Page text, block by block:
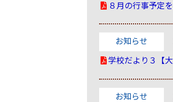
８月の行事予定
お知らせ
学校だより３【
お知らせ